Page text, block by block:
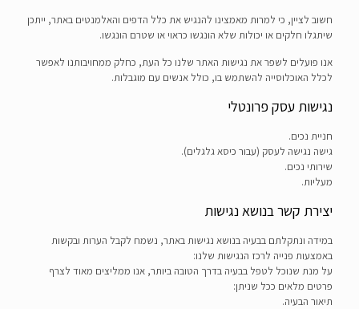
חשוב לציין, כי למרות מאמצינו להנגיש את כלל הדפים והאלמנטים באתר, ייתכן
שיתגלו חלקים או יכולות שלא הונגשו כראוי או שטרם הונגשו.
אנו פועלים לשפר את נגישות האתר שלנו כל העת, כחלק ממחויבותנו לאפשר
לכלל האוכלוסייה להשתמש בו, כולל אנשים עם מוגבלות.
נגישות עסק פרונטלי
חניית נכים.
גישה נגישה לעסק (עבור כיסא גלגלים).
שירותי נכים.
מעליות.
יצירת קשר בנושא נגישות
במידה ונתקלתם בבעיה בנושא נגישות באתר, נשמח לקבל הערות ובקשות
באמצעות פנייה לרכז הנגישות שלנו:
על מנת שנוכל לטפל בבעיה בדרך הטובה ביותר, אנו ממליצים מאוד לצרף
פרטים מלאים ככל שניתן:
תיאור הבעיה.